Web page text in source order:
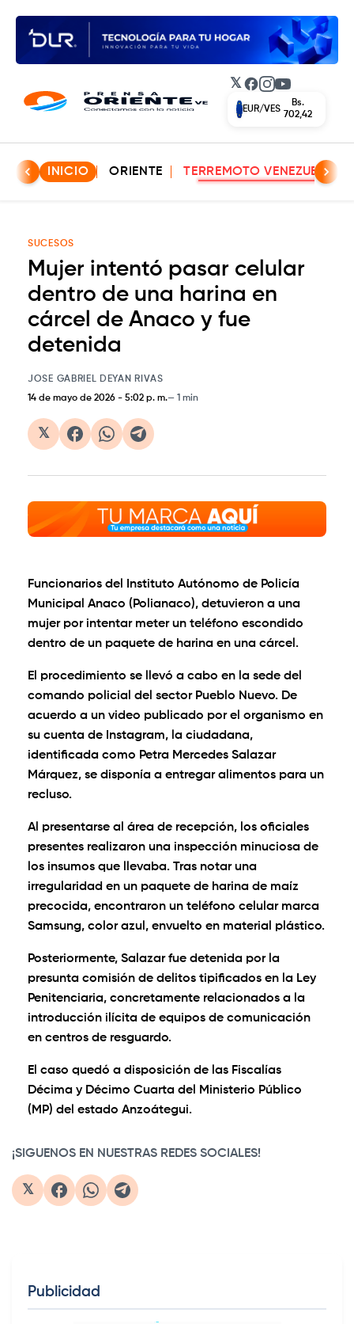
𝕏 Facebook
Instagram
YouTube
EUR/VES
Bs.
702,42
INICIO ORIENTE TERREMOTO VENEZUELA
SUCESOS
Mujer intentó pasar celular
dentro de una harina en
cárcel de Anaco y fue
detenida
JOSE GABRIEL DEYAN RIVAS
14 de mayo de 2026 - 5:02 p. m. 1 min
𝕏
Funcionarios del Instituto Autónomo de Policía
Municipal Anaco (Polianaco), detuvieron a una
mujer por intentar meter un teléfono escondido
dentro de un paquete de harina en una cárcel.
El procedimiento se llevó a cabo en la sede del
comando policial del sector Pueblo Nuevo. De
acuerdo a un video publicado por el organismo en
su cuenta de Instagram, la ciudadana,
identificada como Petra Mercedes Salazar
Márquez, se disponía a entregar alimentos para un
recluso.
Al presentarse al área de recepción, los oficiales
presentes realizaron una inspección minuciosa de
los insumos que llevaba. Tras notar una
irregularidad en un paquete de harina de maíz
precocida, encontraron un teléfono celular marca
Samsung, color azul, envuelto en material plástico.
Posteriormente, Salazar fue detenida por la
presunta comisión de delitos tipificados en la Ley
Penitenciaria, concretamente relacionados a la
introducción ilícita de equipos de comunicación
en centros de resguardo.
El caso quedó a disposición de las Fiscalías
Décima y Décimo Cuarta del Ministerio Público
(MP) del estado Anzoátegui.
¡SIGUENOS EN NUESTRAS REDES SOCIALES!
𝕏
Publicidad